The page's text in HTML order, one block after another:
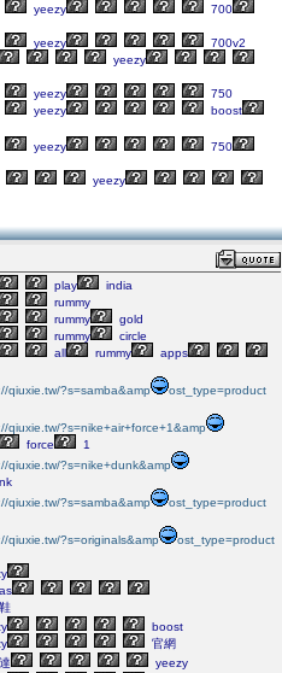
yeezy
700
yeezy
700v2
yeezy
yeezy
750
yeezy
boost
yeezy
750
yeezy
play
india
rummy
rummy
gold
rummy
circle
all rummy apps
qiuxie.tw/?s=samba&amp
ost_type=product
?s=nike+air+force+1&amp
force
1
qiuxie.tw/?s=nike+dunk&amp
qiuxie.tw/?s=samba&amp
ost_type=product
qiuxie.tw/?s=originals&amp
ost_type=product
boost
官網
yeezy